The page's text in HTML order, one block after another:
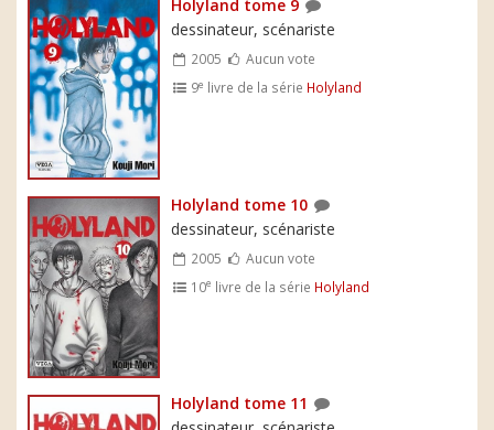
Holyland tome 9
dessinateur, scénariste
2005
Aucun vote
9e livre de la série Holyland
Holyland tome 10
dessinateur, scénariste
2005
Aucun vote
10e livre de la série Holyland
Holyland tome 11